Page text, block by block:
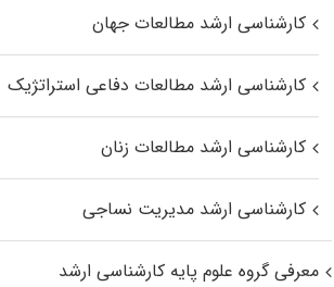
کارشناسی ارشد مطالعات جهان
کارشناسی ارشد مطالعات دفاعی استراتژیک
کارشناسی ارشد مطالعات زنان
کارشناسی ارشد مدیریت نساجی
معرفی گروه علوم پایه کارشناسی ارشد